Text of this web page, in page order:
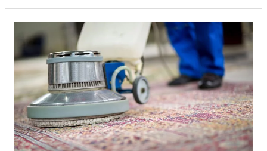
Memilih
Laundry
Karpet
Masjid
Gresik